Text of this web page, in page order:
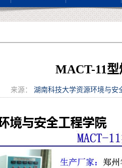
MACT-11
来源： 湖南科技大学资源环境与安